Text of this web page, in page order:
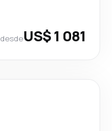
desdeUS$ 1 081